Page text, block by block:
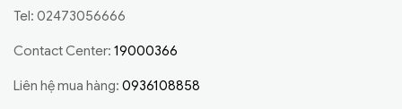
Tel: 02473056666
Contact Center: 19000366
Liên hệ mua hàng: 0936108858